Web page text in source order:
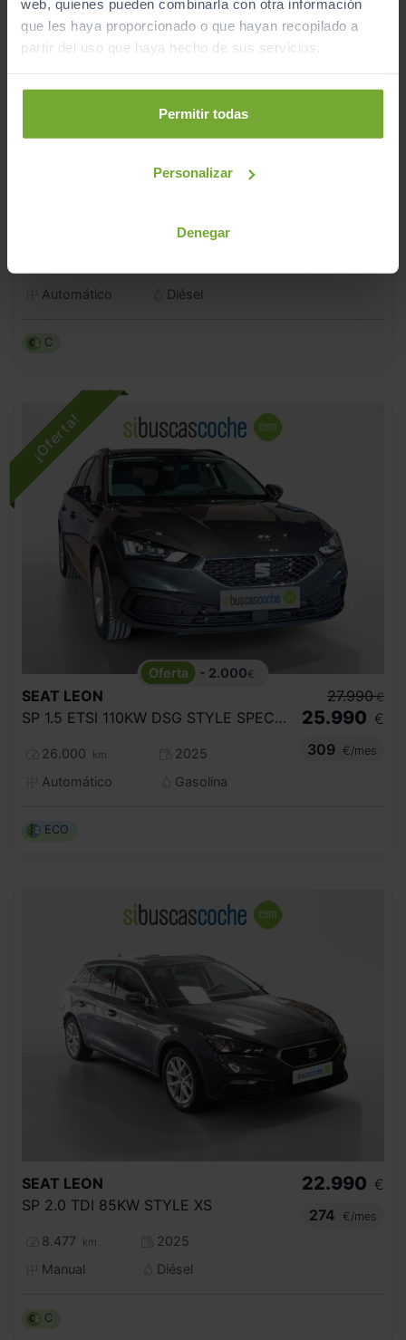
web, quienes pueden combinarla con otra información
que les haya proporcionado o que hayan recopilado a
partir del uso que haya hecho de sus servicios.
Permitir todas
Personalizar
Denegar
SP 2.0 TDI 110KW DSG S&S FR XS
Automático
Diésel
C
- 2.000€
SEAT LEON
SP 1.5 ETSI 110KW DSG STYLE SPEC EDITION
26.000 km
2025
Automático
Gasolina
27.990 €
25.990 €
309
€/mes
ECO
SEAT LEON
SP 2.0 TDI 85KW STYLE XS
8.477 km
2025
Manual
Diésel
22.990 €
274
€/mes
C